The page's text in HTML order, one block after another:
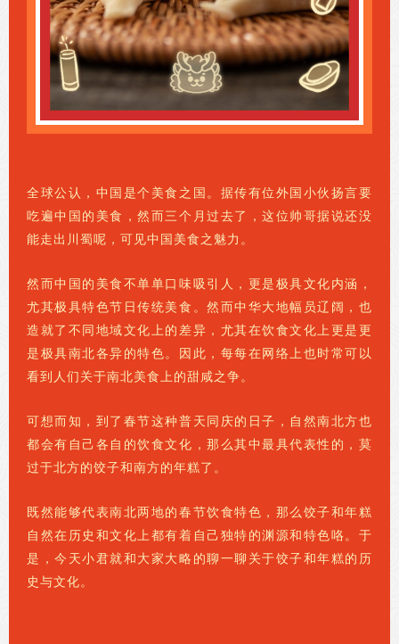
全球公认，中国是个美食之国。据传有位外国小伙扬言要
吃遍中国的美食，然而三个月过去了，这位帅哥据说还没
能走出川蜀呢，可见中国美食之魅力。
然而中国的美食不单单口味吸引人，更是极具文化内涵，
尤其极具特色节日传统美食。然而中华大地幅员辽阔，也
造就了不同地域文化上的差异，尤其在饮食文化上更是更
是极具南北各异的特色。因此，每每在网络上也时常可以
看到人们关于南北美食上的甜咸之争。
可想而知，到了春节这种普天同庆的日子，自然南北方也
都会有自己各自的饮食文化，那么其中最具代表性的，莫
过于北方的饺子和南方的年糕了。
既然能够代表南北两地的春节饮食特色，那么饺子和年糕
自然在历史和文化上都有着自己独特的渊源和特色咯。于
是，今天小君就和大家大略的聊一聊关于饺子和年糕的历
史与文化。